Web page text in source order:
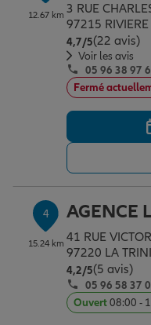
Assurance scolaire
Protection juridique
Tous nos devis
12.67 km 3 RUE
97215 RIVIERE
4,7/5Note de 4.7 sur 5
(22 avis)
Voir les avis
05 96 38 97
Fermé
4
15.24 km
AGENCE
41 RUE
97220 LA
4,2/5Note de 4.2 sur 5
(5 avis)
05 96 58 37
Ouvert08:00 -